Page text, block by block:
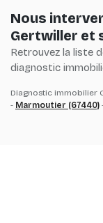
Nous
Gertwiller et
Retrouvez la liste
diagnostic
Diagnostic immobilier
- Marmoutier (67440)